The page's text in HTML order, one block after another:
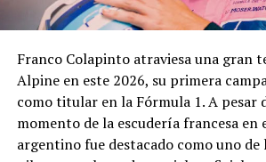
necesario un estudio integral de la
modificación vinculada a la
empresa que obtuvo la concesión.
La novedad se conoce mientras la
continúa envuelta en una
Franco Colapinto atraviesa una gran
Alpine en este 2026, su primera
como titular en la Fórmula 1. A pesar
momento de la escudería francesa en
argentino fue destacado como uno de